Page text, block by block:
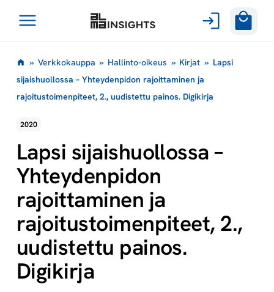
sisältöön
Avaa
» Verkkokauppa » Hallinto-oikeus » Kirjat » Lapsi
sijaishuollossa – Yhteydenpidon rajoittaminen ja
rajoitustoimenpiteet, 2., uudistettu painos. Digikirja
2020
Lapsi sijaishuollossa –
Yhteydenpidon
rajoittaminen ja
rajoitustoimenpiteet, 2.,
uudistettu painos.
Digikirja